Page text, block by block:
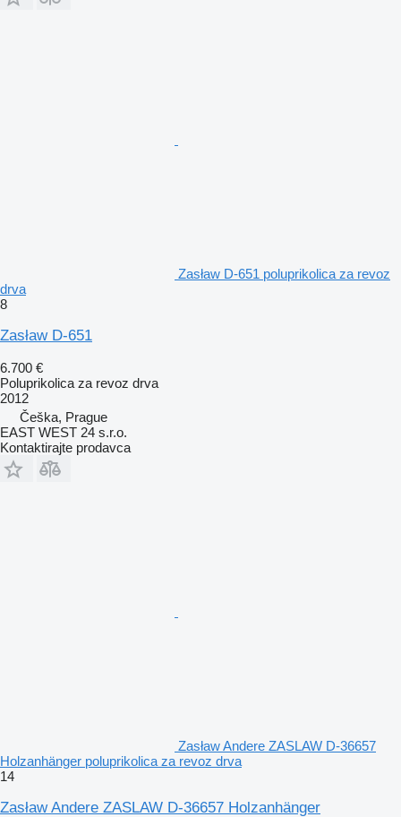
Zasław D-651 poluprikolica za revoz
drva
8
Zasław D-651
6.700 €
Poluprikolica za revoz drva
2012
Češka, Prague
EAST WEST 24 s.r.o.
Kontaktirajte prodavca
Zasław Andere ZASLAW D-36657
Holzanhänger poluprikolica za revoz drva
14
Zasław Andere ZASLAW D-36657 Holzanhänger